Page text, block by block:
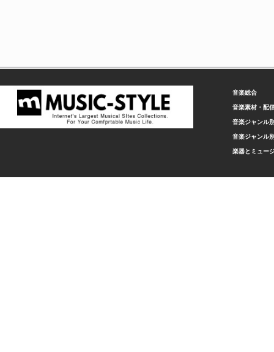
音楽総合
音楽素材・配
音楽ジャンル
音楽ジャンル
楽器とミュー